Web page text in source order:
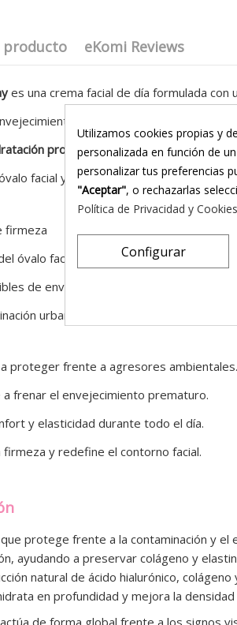
producto eKomi Reviews
es una crema facial de día formulada con
cutáneo— y ayuda a
profunda y duradera, mejorando
facial y recuperar densidad.
firmeza
óvalo facial
de envejecimiento
urbana
proteger frente a agresores ambientales.
frenar el envejecimiento prematuro.
y elasticidad durante todo el día.
firmeza y redefine el contorno facial.
protege frente a la contaminación y el
ayudando a preservar colágeno y
natural de ácido hialurónico, colágeno
en profundidad y mejora la densidad
de forma global frente a los signos
Utilizamos cookies propias y
personalizada en función de
personalizar tus preferencias
"Aceptar", o rechazarlas
Política de Privacidad y Cookies
Configurar